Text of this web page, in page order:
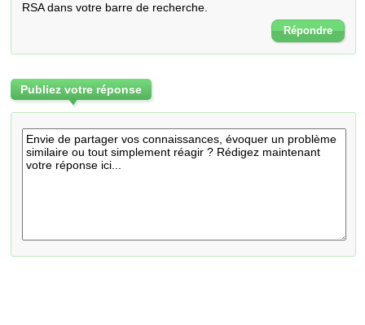
RSA dans votre barre de recherche.
Répondre
Publiez votre réponse